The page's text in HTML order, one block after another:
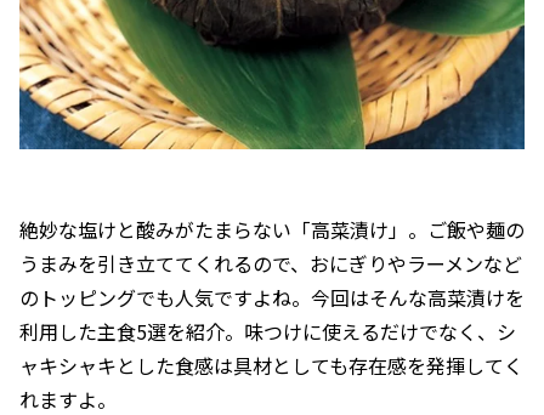
絶妙な塩けと酸みがたまらない「高菜漬け」。ご飯や麺の
うまみを引き立ててくれるので、おにぎりやラーメンなど
のトッピングでも人気ですよね。今回はそんな高菜漬けを
利用した主食5選を紹介。味つけに使えるだけでなく、シ
ャキシャキとした食感は具材としても存在感を発揮してく
れますよ。